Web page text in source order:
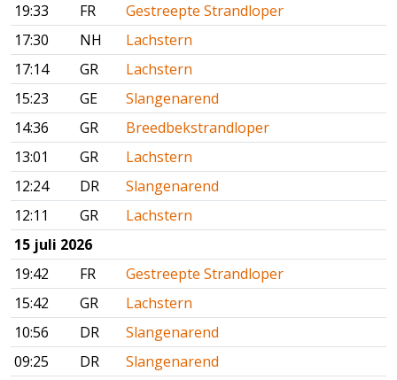
19:33
FR
Gestreepte Strandloper
17:30
NH
Lachstern
17:14
GR
Lachstern
15:23
GE
Slangenarend
14:36
GR
Breedbekstrandloper
13:01
GR
Lachstern
12:24
DR
Slangenarend
12:11
GR
Lachstern
15 juli 2026
19:42
FR
Gestreepte Strandloper
15:42
GR
Lachstern
10:56
DR
Slangenarend
09:25
DR
Slangenarend